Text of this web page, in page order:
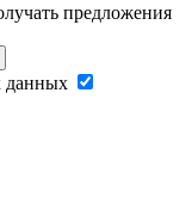
предложения
данных